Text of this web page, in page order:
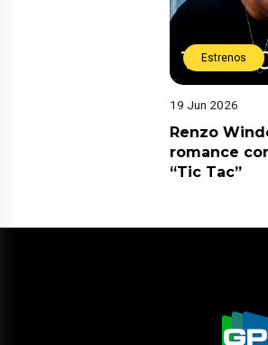
Estrenos
19 Jun 2026
Renzo
romance
“Tic Tac”